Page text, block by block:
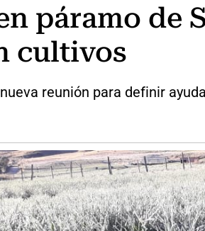
páramo de
cultivos
reunión para definir